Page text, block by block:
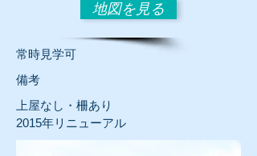
地図を見る
常時見学可
​備考
上屋なし・柵あり
2015年リニューアル